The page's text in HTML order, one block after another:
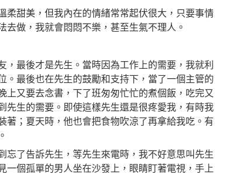
柔甜美，但我內在的情緒常常起伏很大，只要事情
做，我就會悶悶不樂，甚至生氣不理人。
，最後才是先生。 當時因為工作上的需要，我就利
。最後也在先生的鼓勵和支持下，當了一個主管的
上又要去念書，下了班匆匆忙忙的煮個飯，吃完又
先生的需要。即使這樣先生還是很疼愛我，有時我
著；夏天時，他也會把食物吹涼了再拿給我吃。有
忘了告訴先生，等先生來電時，我不好意思叫先生
一個孤單的男人坐在沙發上，眼睛盯著電視，手上